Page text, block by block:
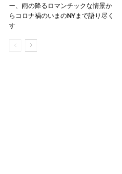
ー、雨の降るロマンチックな情景か
らコロナ禍のいまのNYまで語り尽く
す